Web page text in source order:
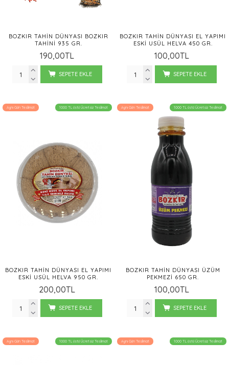
BOZKIR TAHIN DÜNYASI BOZKIR
TAHINI 935 GR.
190,00TL
SEPETE EKLE
BOZKIR TAHIN DÜNYASI EL YAPIMI
ESKI USÜL HELVA 450 GR.
100,00TL
SEPETE EKLE
Aynı Gün Teslimat 1000 TL üstü Ücretsiz Teslimat
BOZKIR TAHIN DÜNYASI EL YAPIMI
ESKI USÜL HELVA 950 GR.
200,00TL
SEPETE EKLE
Aynı Gün Teslimat 1000 TL üstü Ücretsiz Teslimat
BOZKIR TAHIN DÜNYASI ÜZÜM
PEKMEZI 650 GR.
100,00TL
SEPETE EKLE
Aynı Gün Teslimat 1000 TL üstü Ücretsiz Teslimat Aynı Gün Teslimat 1000 TL üstü Ücretsiz Teslimat